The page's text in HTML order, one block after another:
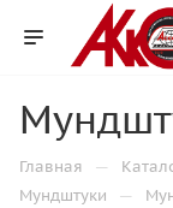
Главная —
Мундштуки —